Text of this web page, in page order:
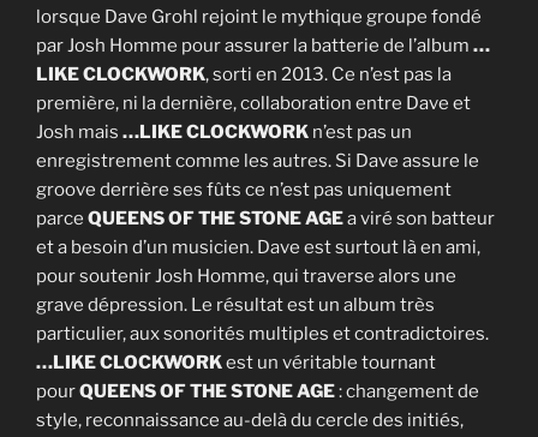
lorsque Dave Grohl rejoint le mythique groupe fondé
par Josh Homme pour assurer la batterie de l’album …
LIKE CLOCKWORK, sorti en 2013. Ce n’est pas la
première, ni la dernière, collaboration entre Dave et
Josh mais …LIKE CLOCKWORK n’est pas un
enregistrement comme les autres. Si Dave assure le
groove derrière ses fûts ce n’est pas uniquement
parce QUEENS OF THE STONE AGEa viré son batteur
et a besoin d’un musicien. Dave est surtout là en ami,
pour soutenir Josh Homme, qui traverse alors une
grave dépression. Le résultat est un album très
particulier, aux sonorités multiples et contradictoires.
…LIKE CLOCKWORKest un véritable tournant
pourQUEENS OF THE STONE AGE: changement de
style, reconnaissance au-delà du cercle des initiés,